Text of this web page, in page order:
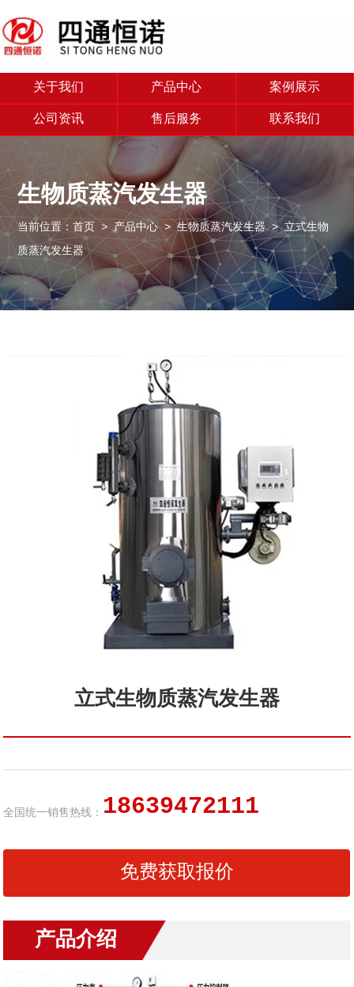
关于我们 产品中心 案例展示
公司资讯 售后服务 联系我们
生物质蒸汽发生器
当前位置：首页 >产品中心 >生物质蒸汽发生器> 立式生物
质蒸汽发生器
立式生物质蒸汽发生器
全国统一销售热线： 18639472111
免费获取报价
产品介绍